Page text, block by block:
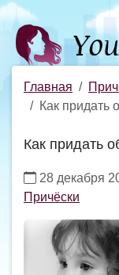
Главная
Как придать
Как придать
28 декабря
Причёски